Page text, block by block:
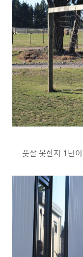
풋살 못한지 1년